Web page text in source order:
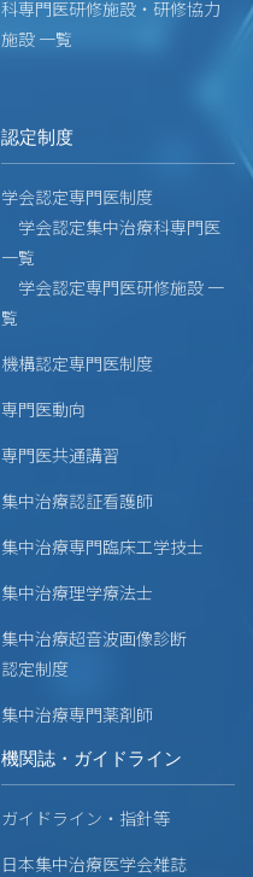
科専門医研修施設・研修協力
施設 一覧
認定制度
学会認定専門医制度
学会認定集中治療科専門医
一覧
学会認定専門医研修施設 一
覧
機構認定専門医制度
専門医動向
専門医共通講習
集中治療認証看護師
集中治療専門臨床工学技士
集中治療理学療法士
集中治療超音波画像診断
認定制度
集中治療専門薬剤師
機関誌・ガイドライン
ガイドライン・指針等
日本集中治療医学会雑誌